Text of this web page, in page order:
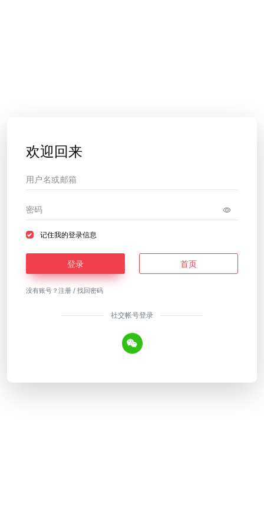
欢迎回来
记住我的登录信息
登录 首页
没有账号？ 注册 / 找回密码
社交帐号登录